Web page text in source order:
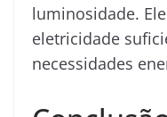
luminosidade.
eletricidade
necessidades